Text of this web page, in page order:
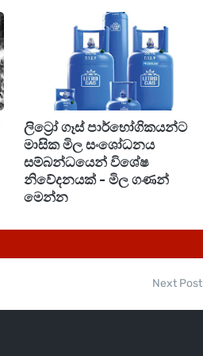
ලිට්‍රෝ ගෑස් පාර්භෝගිකයන්ට
මාසික මිල සංශෝධනය
සම්බන්ධයෙන් විශේෂ
නිවේදනයක් - මිල ගණන්
මෙන්න
Next Post